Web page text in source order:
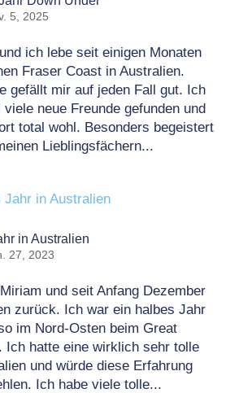
5, 2025
ich lebe seit einigen Monaten
Fraser Coast in Australien.
gefällt mir auf jeden Fall gut. Ich
viele neue Freunde gefunden und
total wohl. Besonders begeistert
Lieblingsfächern...
in Australien
27, 2023
und seit Anfang Dezember
zurück. Ich war ein halbes Jahr
im Nord-Osten beim Great
Ich hatte eine wirklich sehr tolle
und würde diese Erfahrung
Ich habe viele tolle...